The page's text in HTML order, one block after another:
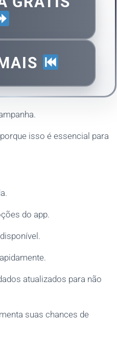
isso é essencial para
do app.
atualizados para não
suas chances de